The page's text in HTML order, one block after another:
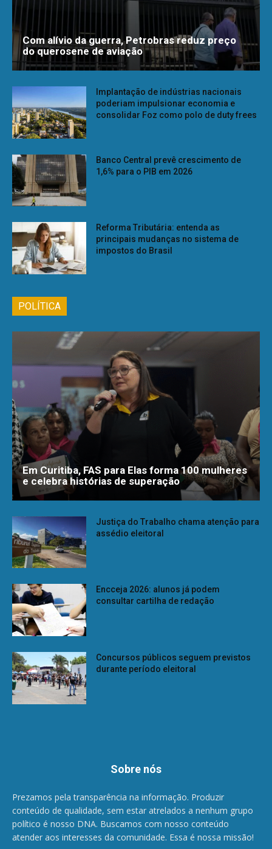
Com alívio da guerra, Petrobras reduz preço
do querosene de aviação
Implantação de indústrias nacionais
poderiam impulsionar economia e
consolidar Foz como polo de duty frees
Banco Central prevê crescimento de
1,6% para o PIB em 2026
Reforma Tributária: entenda as
principais mudanças no sistema de
impostos do Brasil
POLÍTICA
Em Curitiba, FAS para Elas forma 100 mulheres
e celebra histórias de superação
Justiça do Trabalho chama atenção para
assédio eleitoral
Encceja 2026: alunos já podem
consultar cartilha de redação
Concursos públicos seguem previstos
durante período eleitoral
Sobre nós
Prezamos pela transparência na informação. Produzir
conteúdo de qualidade, sem estar atrelados a nenhum grupo
político é nosso DNA. Buscamos com nosso conteúdo
atender aos interesses da comunidade. Essa é nossa missão!